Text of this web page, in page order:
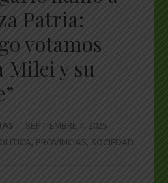
Patria:
votamos
Milei y su
SEPTIEMBRE 4, 2025
, PROVINCIAS, SOCIEDAD